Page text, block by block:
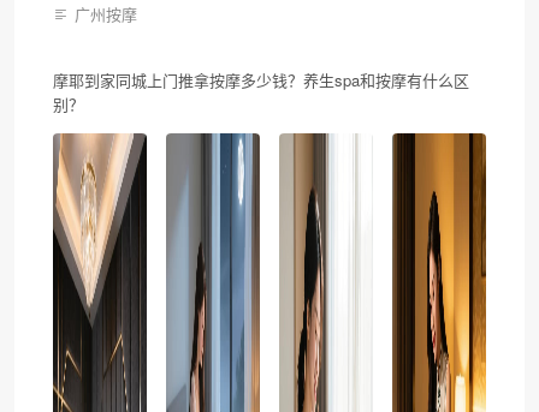
广州按摩
摩耶到家同城上门推拿按摩多少钱？养生spa和按摩有什么区
别？